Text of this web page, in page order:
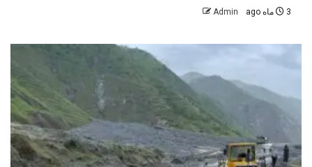
3 ماه ago Admin